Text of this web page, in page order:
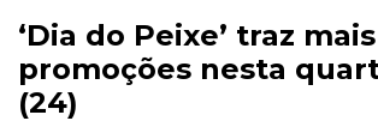
‘Dia do Peixe’ traz mais
promoções nesta
(24)